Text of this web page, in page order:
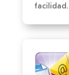
facilidad.